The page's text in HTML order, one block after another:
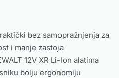
bez samopražnjenja za
i manje zastoja
12V XR Li-Ion alatima
bolju ergonomiju